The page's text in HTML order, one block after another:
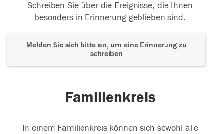
Schreiben Sie über die Ereignisse, die Ihnen
besonders in Erinnerung geblieben sind.
Melden Sie sich bitte an, um eine Erinnerung zu
schreiben
Familienkreis
In einem Familienkreis können sich sowohl alle